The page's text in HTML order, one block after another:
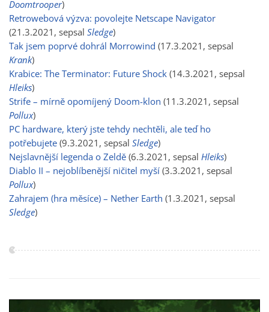
Doomtrooper)
Retrowebová výzva: povolejte Netscape Navigator
(21.3.2021, sepsal Sledge)
Tak jsem poprvé dohrál Morrowind (17.3.2021, sepsal
Krank)
Krabice: The Terminator: Future Shock(14.3.2021, sepsal
Hleiks)
Strife – mírně opomíjený Doom-klon (11.3.2021, sepsal
Pollux)
PC hardware, který jste tehdy nechtěli, ale teď ho
potřebujete(9.3.2021, sepsal Sledge)
Nejslavnější legenda o Zeldě(6.3.2021, sepsal Hleiks)
Diablo II – nejoblíbenější ničitel myší(3.3.2021, sepsal
Pollux)
Zahrajem (hra měsíce) – Nether Earth (1.3.2021, sepsal
Sledge)